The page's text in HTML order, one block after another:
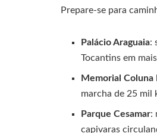
Prepare-se para
Palácio Araguaia:
Tocantins em
Memorial Coluna
marcha de 25 mil
Parque Cesamar:
capivaras